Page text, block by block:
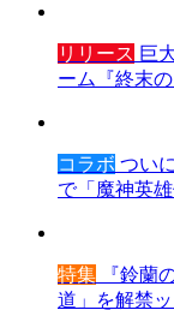
リリース 巨
ーム『終末
コラボ つい
で「魔神英
特集 『鈴蘭
道」を解禁